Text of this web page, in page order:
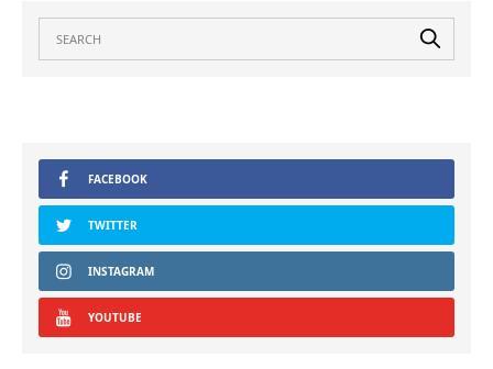
FACEBOOK
TWITTER
INSTAGRAM
YOUTUBE